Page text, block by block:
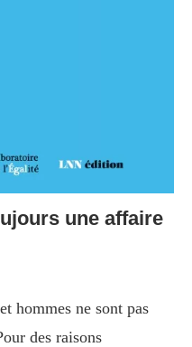
une affaire
hommes ne sont pas
des raisons